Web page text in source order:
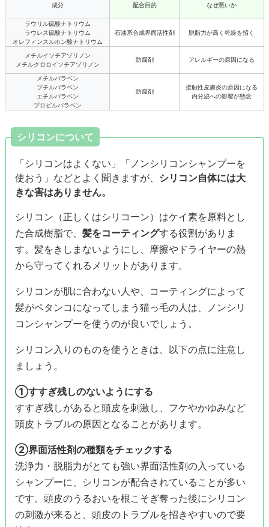
成分 配合目的 なぜ悪いか
ラウリル硫酸ナトリウム
ラウレス硫酸ナトリウム
オレフィンスルホン酸ナトリウム
石油系合成界面活性剤 脱脂力が高く乾燥を招く
メチルイソチアゾリノン
メチルクロロイソチアゾリノン
防腐剤 アレルギーの原因になる
メチルパラベン
ブチルパラベン
エチルパラベン
プロピルパラベン
防腐剤
接触性皮膚炎の原因になる
内分泌への影響が懸念
シリコンについて
「シリコンはよくない」「ノンシリコンシャンプーを
使おう」などとよく聞きますが、 シリコン自体には大
きな害はありません。
シリコン（正しくはシリコーン）はケイ素を原料とし
た合成樹脂で、 髪をコーティングする役割がありま
す。髪をきしまないようにし、摩擦やドライヤーの熱
から守ってくれるメリットがあります。
シリコンが肌に合わない人や、コーティングによって
髪がペタンコになってしまう猫っ毛の人は、ノンシリ
コンシャンプーを使うのが良いでしょう。
シリコン入りのものを使うときは、以下の点に注意し
ましょう。
①すすぎ残しのないようにする
すすぎ残しがあると頭皮を刺激し、フケやかゆみなど
頭皮トラブルの原因となることがあります。
②界面活性剤の種類をチェックする
洗浄力・脱脂力がとても強い界面活性剤の入っている
シャンプーに、シリコンが配合されていることが多い
です。頭皮のうるおいを根こそぎ奪った後にシリコン
の刺激が来ると、頭皮のトラブルを招きやすいので要